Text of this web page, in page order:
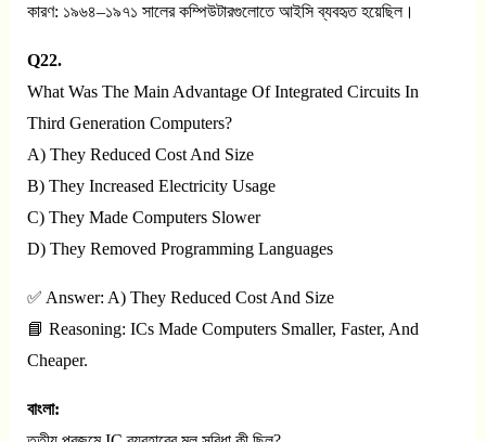
কারণ: ১৯৬৪–১৯৭১ সালের কম্পিউটারগুলোতে আইসি ব্যবহৃত হয়েছিল।
Q22.
What Was The Main Advantage Of Integrated Circuits In
Third Generation Computers?
A) They Reduced Cost And Size
B) They Increased Electricity Usage
C) They Made Computers Slower
D) They Removed Programming Languages
✅ Answer: A) They Reduced Cost And Size
📘 Reasoning: ICs Made Computers Smaller, Faster, And
Cheaper.
বাংলা: